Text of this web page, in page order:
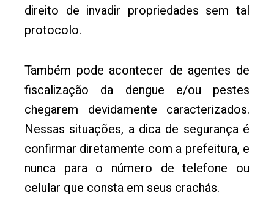
direito de invadir propriedades sem tal
protocolo.
Também pode acontecer de agentes de
fiscalização da dengue e/ou pestes
chegarem devidamente caracterizados.
Nessas situações, a dica de segurança é
confirmar diretamente com a prefeitura, e
nunca para o número de telefone ou
celular que consta em seus crachás.